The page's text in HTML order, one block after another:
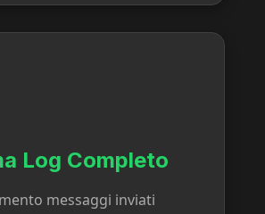
Log Completo
messaggi inviati